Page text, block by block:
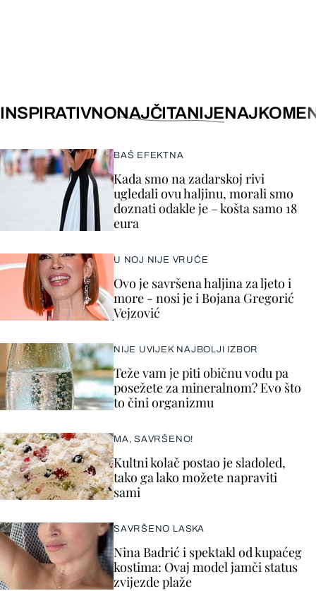
INSPIRATIVNONAJČITANIJE
BAŠ EFEKTNA
Kada smo na zadarskoj rivi
ugledali ovu haljinu, morali smo
doznati odakle je – košta samo 18
eura
U NOJ NIJE VRUĆE
Ovo je savršena haljina za ljeto i
more - nosi je i Bojana Gregorić
Vejzović
NIJE UVIJEK NAJBOLJI IZBOR
Teže vam je piti običnu vodu pa
posežete za mineralnom? Evo što
to čini organizmu
MA, SAVRŠENO!
Kultni kolač postao je sladoled,
tako ga lako možete napraviti
sami
SAVRŠENO LASKA
Nina Badrić i spektakl od kupaćeg
kostima: Ovaj model jamči status
zvijezde plaže